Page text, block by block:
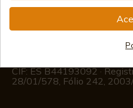
(+34)676 850 364
Informações ao Cliente
Segunda a Sexta das
CIF: ES B44193092 ·
28/01/578, Fólio 242,